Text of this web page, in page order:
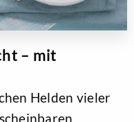
– mit
Helden vieler